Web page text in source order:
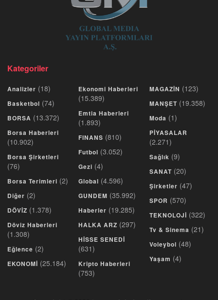
Kategoriler
Analizler (18)
Basketbol (74)
BORSA (13.372)
Borsa Haberleri
(10.902)
Borsa Şirketleri
(76)
Borsa Terimleri (2)
Diğer (2)
DÖVİZ (1.378)
Döviz Haberleri
(1.308)
Eğlence (2)
EKONOMİ (25.184)
Ekonomi Haberleri
(15.389)
Emtia Haberleri
(1.893)
FINANS (810)
Futbol (3.052)
Gezi (4)
Global (4.596)
GUNDEM (35.992)
Haberler (19.285)
HALKA ARZ (297)
HİSSE SENEDİ
(631)
Kripto Haberleri
(753)
MAGAZİN (123)
MANŞET (19.358)
Moda (1)
PİYASALAR
(2.271)
Sağlık (9)
SANAT (20)
Şirketler (47)
SPOR (570)
TEKNOLOJİ (322)
Tv & Sinema (21)
Voleybol (48)
Yaşam (4)